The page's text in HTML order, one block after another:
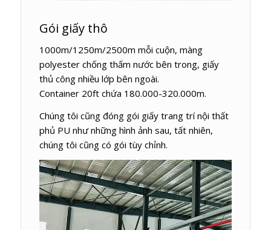
Gói giấy thô
1000m/1250m/2500m mỗi cuộn, màng
polyester chống thấm nước bên trong, giấy
thủ công nhiều lớp bên ngoài.
Container 20ft chứa 180.000-320.000m.
Chúng tôi cũng đóng gói giấy trang trí nội thất
phủ PU như những hình ảnh sau, tất nhiên,
chúng tôi cũng có gói tùy chỉnh.